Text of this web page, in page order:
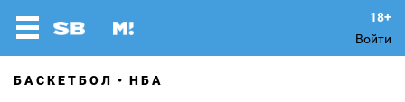
Войти
БАСКЕТБОЛ НБА